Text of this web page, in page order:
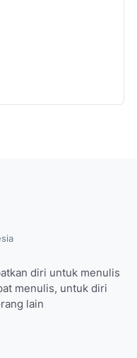
diri untuk menulis
menulis, untuk diri
lain